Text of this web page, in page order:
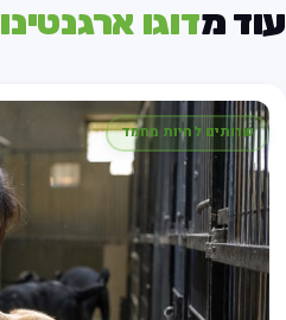
מדוגו ארגנטינו
שרותים לחיות מחמד